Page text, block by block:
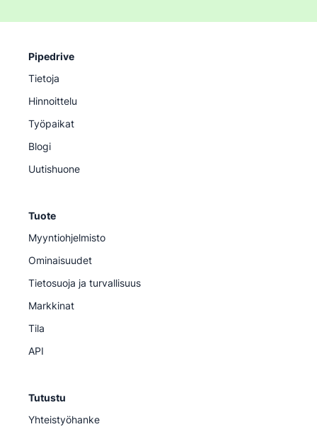
Pipedrive
Tietoja
Hinnoittelu
Työpaikat
Blogi
Uutishuone
Tuote
Myyntiohjelmisto
Ominaisuudet
Tietosuoja ja turvallisuus
Markkinat
Tila
API
Tutustu
Yhteistyöhanke